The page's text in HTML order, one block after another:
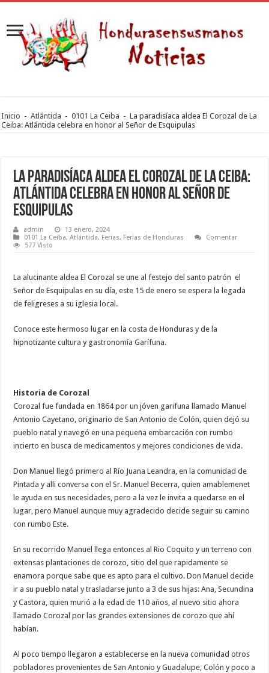
Inicio - Atlántida - 0101 La Ceiba - La paradisíaca aldea El Corozal de La
Ceiba: Atlántida celebra en honor al Señor de Esquipulas
La paradisíaca aldea El Corozal de La Ceiba:
Atlántida celebra en honor al Señor de
Esquipulas
admin
13 enero, 2024
0101 La Ceiba,Atlántida, Ferias, Ferias de Honduras
Comentar
577 Visto
La alucinante aldea El Corozal se une al festejo del santo patrón el
Señor de Esquipulas en su día, este 15 de enero se espera la legada
de feligreses a su iglesia local.
Conoce este hermoso lugar en la costa de Honduras y de la
hipnotizante cultura y gastronomía Garífuna.
Historia de Corozal
Corozal fue fundada en 1864 por un jóven garifuna llamado Manuel
Antonio Cayetano, originario de San Antonio de Colón, quien dejó su
pueblo natal y navegó en una pequeña embarcación con rumbo
incierto en busca de medicamentos y mejores condiciones de vida.
Don Manuel llegó primero al Río Juana Leandra, en la comunidad de
Pintada y alli conversa con el Sr. Manuel Becerra, quien amablemenet
le ayuda en sus necesidades, pero a la vez le invita a quedarse en el
lugar, pero Manuel aunque muy agradecido decide seguir su camino
con rumbo Este.
En su recorrido Manuel llega entonces al Rio Coquito y un terreno con
extensas plantaciones de corozo, sitio del que rapidamente se
enamora porque sabe que es apto para el cultivo. Don Manuel decide
ir a su pueblo natal y trasladarse junto a 3 de sus hijas: Ana, Secundina
y Castora, quien murió a la edad de 110 años, al nuevo sitio ahora
llamado Corozal por las grandes extensiones de corozo que ahí
habían.
Al poco tiempo llegaron a establecerse en la nueva comunidad otros
pobladores provenientes de San Antonio y Guadalupe, Colón y poco a